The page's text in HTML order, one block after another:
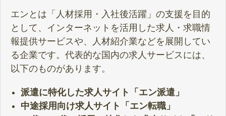
エンとは「人材採用・入社後活躍」の支援を目的
として、インターネットを活用した求人・求職情
報提供サービスや、人材紹介業などを展開してい
る企業です。代表的な国内の求人サービスには、
以下のものがあります。
派遣に特化した求人サイト「エン派遣」
中途採用向け求人サイト「エン転職」